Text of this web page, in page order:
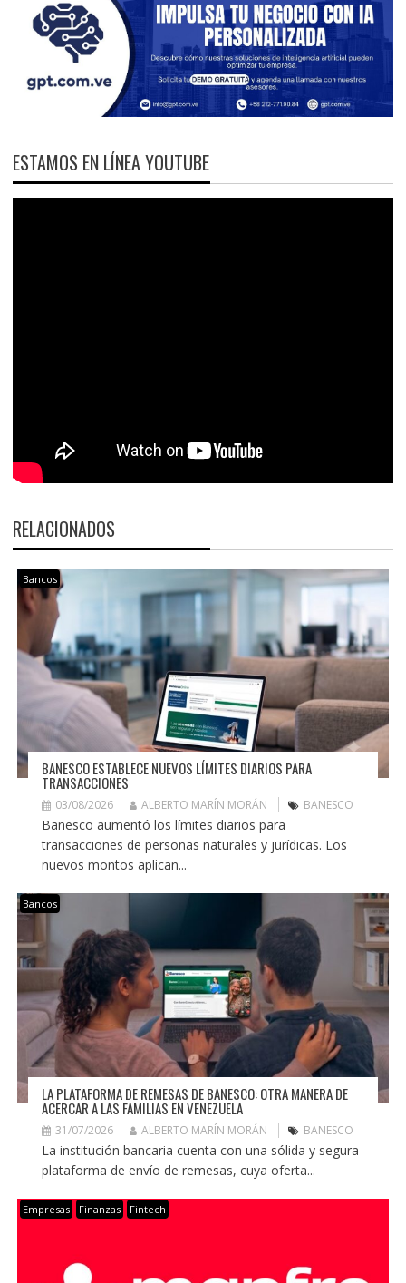
ESTAMOS EN LÍNEA YOUTUBE
RELACIONADOS
Bancos
BANESCO ESTABLECE NUEVOS LÍMITES DIARIOS PARA
TRANSACCIONES
03/08/2026 ALBERTO MARÍN MORÁN BANESCO
Banesco aumentó los límites diarios para
transacciones de personas naturales y jurídicas. Los
nuevos montos aplican...
Bancos
LA PLATAFORMA DE REMESAS DE BANESCO: OTRA MANERA DE
ACERCAR A LAS FAMILIAS EN VENEZUELA
31/07/2026 ALBERTO MARÍN MORÁN BANESCO
La institución bancaria cuenta con una sólida y segura
plataforma de envío de remesas, cuya oferta...
Empresas Finanzas Fintech